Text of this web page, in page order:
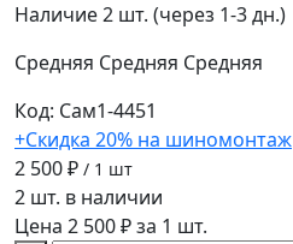
Наличие2 шт. (через 1-3 дн.)
Средняя Средняя Средняя
Код: Сам1-4451
+Скидка 20% на шиномонтаж
2 500 ₽ / 1 шт
2 шт. в наличии
Цена 2 500 ₽ за 1 шт.